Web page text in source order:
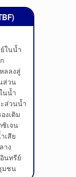
ในน้ำ
ลลงสู่
ส่วน
นน้ำ
ส่วนน้ำ
งเติม
ซิเจน
เสีย
าง
นทรีย์
มชน